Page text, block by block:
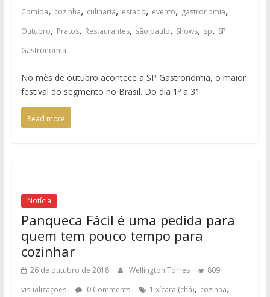
Comida, cozinha, culinaria, estado, evento, gastronomia,
Outubro, Pratos, Restaurantes, são paulo, Shows, sp, SP
Gastronomia
No mês de outubro acontece a SP Gastronomia, o maior
festival do segmento no Brasil. Do dia 1º a 31
Read more
Notícia
Panqueca Fácil é uma pedida para
quem tem pouco tempo para
cozinhar
26 de outubro de 2018 Wellington Torres
809
visualizações
0 Comments 1 xícara (chá), cozinha,